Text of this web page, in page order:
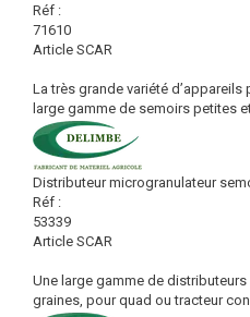
Réf :
71610
Article SCAR
La très grande variété
large gamme de semoirs petites
Distributeur microgranulateur
Réf :
53339
Article SCAR
Une large gamme de
graines, pour quad ou tracteur